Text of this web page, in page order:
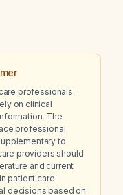
professionals.
on clinical
The
professional
to
providers should
and current
patient care.
decisions based on